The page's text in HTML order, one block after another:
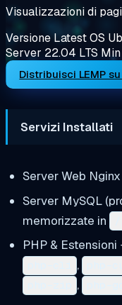
Visualizzazioni di
VersioneLatestOS
Server 22.04 LTS
Distribuisci LEMP su
Servizi Installati
Server Web
Server MySQL
memorizzate in
PHP &
,
,